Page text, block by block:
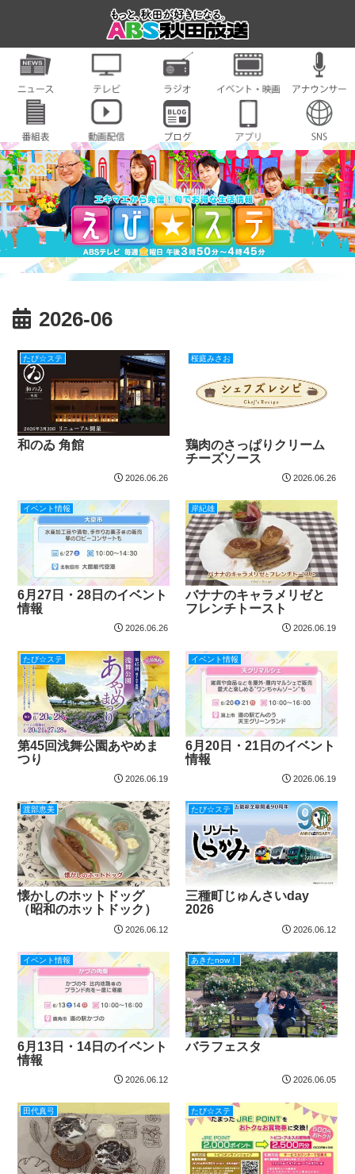
2026-06
たび☆ステ
和のゐ 角館
2026.06.26
桜庭みさお
鶏肉のさっぱりクリーム
チーズソース
2026.06.26
イベント情報
6月27日・28日のイベント
情報
2026.06.26
岸紀雄
バナナのキャラメリゼと
フレンチトースト
2026.06.19
たび☆ステ
第45回浅舞公園あやめま
つり
2026.06.19
イベント情報
6月20日・21日のイベント
情報
2026.06.19
渡部恵美
懐かしのホットドッグ
（昭和のホットドック）
2026.06.12
たび☆ステ
三種町じゅんさいday
2026
2026.06.12
イベント情報
6月13日・14日のイベント
情報
2026.06.12
あきたnow！
バラフェスタ
2026.06.05
田代真弓 たび☆ステ